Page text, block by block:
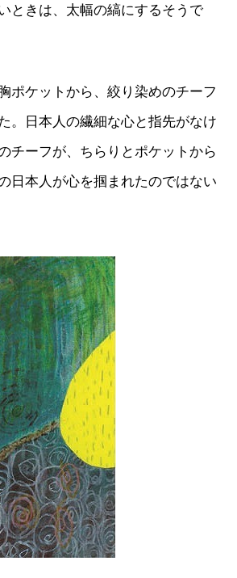
ときは、太幅の縞にするそうで
ポケットから、絞り染めのチーフ
。日本人の繊細な心と指先がなけ
チーフが、ちらりとポケットから
日本人が心を掴まれたのではない